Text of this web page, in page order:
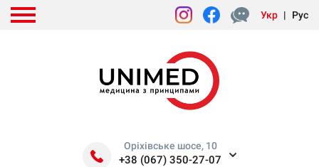
Укр | Рус
Оріхівське шосе, 10
+38 (067) 350-27-07